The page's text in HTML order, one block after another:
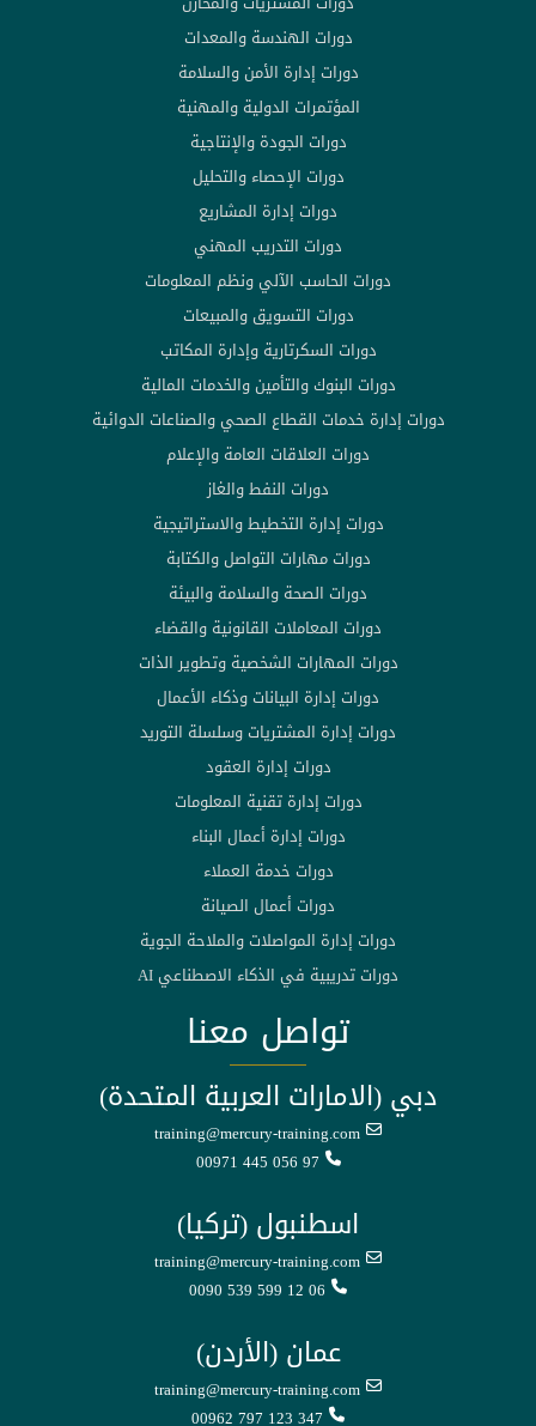
دورات الهندسة والمعدات
دورات إدارة الأمن والسلامة
المؤتمرات الدولية والمهنية
دورات الجودة والإنتاجية
دورات الإحصاء والتحليل
دورات إدارة المشاريع
دورات التدريب المهني
دورات الحاسب الآلي ونظم المعلومات
دورات التسويق والمبيعات
دورات السكرتارية وإدارة المكاتب
دورات البنوك والتأمين والخدمات المالية
دورات إدارة خدمات القطاع الصحي والصناعات الدوائية
دورات العلاقات العامة والإعلام
دورات النفط والغاز
دورات إدارة التخطيط والاستراتيجية
دورات مهارات التواصل والكتابة
دورات الصحة والسلامة والبيئة
دورات المعاملات القانونية والقضاء
دورات المهارات الشخصية وتطوير الذات
دورات إدارة البيانات وذكاء الأعمال
دورات إدارة المشتريات وسلسلة التوريد
دورات إدارة العقود
دورات إدارة تقنية المعلومات
دورات إدارة أعمال البناء
دورات خدمة العملاء
دورات أعمال الصيانة
دورات إدارة المواصلات والملاحة الجوية
دورات تدريبية في الذكاء الاصطناعي AI
تواصل معنا
دبي (الامارات العربية المتحدة)
training@mercury-training.com
00971 445 056 97
اسطنبول (تركيا)
training@mercury-training.com
0090 539 599 12 06
عمان (الأردن)
training@mercury-training.com
00962 797 123 347